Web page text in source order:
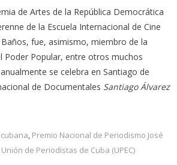
de Artes de la República Democrática
de la Escuela Internacional de Cine
fue, asimismo, miembro de la
Poder Popular, entre otros muchos
se celebra en Santiago de
de Documentales Santiago Álvarez
, Premio Nacional de Periodismo José
Unión de Periodistas de Cuba (UPEC)